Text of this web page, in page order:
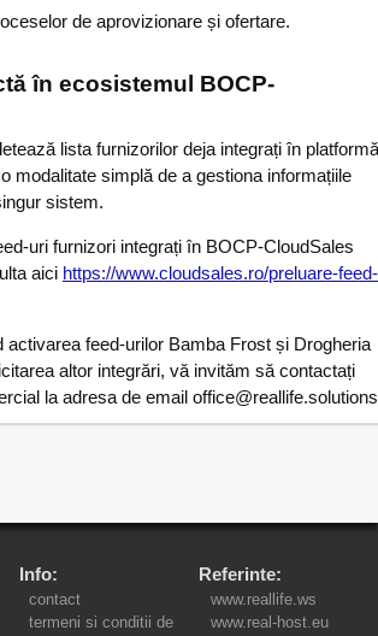
de aprovizionare și ofertare.
în ecosistemul BOCP-
lista furnizorilor deja integrați în platformă
modalitate simplă de a gestiona informațiile
sistem.
uri furnizori integrați în BOCP-CloudSales
aici https://www.cloudsales.ro/preluare-feed-
activarea feed-urilor Bamba Frost și Drogheria
altor integrări, vă invităm să contactați
la adresa de email office@reallife.solutions
Info:
contact
termeni si conditii de
Referinte:
www.reallife.ws
www.real-host.eu